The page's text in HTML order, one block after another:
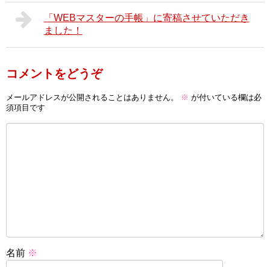
「WEBマスターの手帳」に寄稿させていただき
ました！
コメントをどうぞ
メールアドレスが公開されることはありません。 ※ が付いている欄は必
須項目です
名前 ※